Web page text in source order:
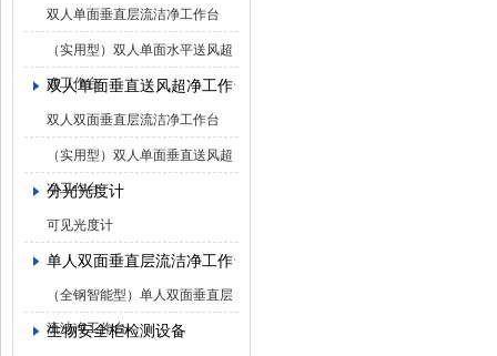
双人单面垂直层流洁净工作台
（实用型）双人单面水平送风超
净工作台
双人单面垂直送风超净工作台
双人双面垂直层流洁净工作台
（实用型）双人单面垂直送风超
净工作台
分光光度计
可见光度计
单人双面垂直层流洁净工作台
（全钢智能型）单人双面垂直层
流洁净工作台
生物安全柜检测设备